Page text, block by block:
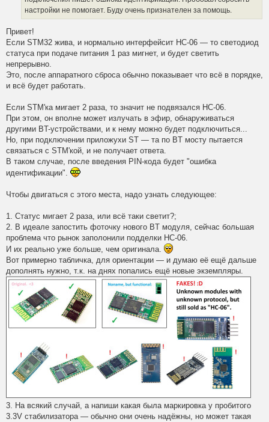
настройки не помогает. Буду очень признателен за помощь.
Привет!
Если STM32 жива, и нормально интерфейсит HC-06 — то светодиод
статуса при подаче питания 1 раз мигнет, и будет светить
непрерывно.
Это, после аппаратного сброса обычно показывает что всё в порядке,
и всё будет работать.
Если STM'ка мигает 2 раза, то значит не подвязался HC-06.
При этом, он вполне может излучать в эфир, обнаруживаться
другими BT-устройствами, и к нему можно будет подключиться...
Но, при подключении приложухи ST — та по BT мосту пытается
связаться с STM'кой, и не получает ответа.
В таком случае, после введения PIN-кода будет "ошибка
идентификации".
Чтобы двигаться с этого места, надо узнать следующее:
1. Статус мигает 2 раза, или всё таки светит?;
2. В идеале запостить фоточку нового BT модуля, сейчас большая
проблема что рынок заполонили подделки HC-06.
И их реально уже больше, чем оригинала.
Вот примерно табличка, для ориентации — и думаю её ещё дальше
дополнять нужно, т.к. на днях попались ещё новые экземпляры.
3. На всякий случай, а напиши какая была маркировка у пробитого
3.3V стабилизатора — обычно они очень надёжны, но может такая